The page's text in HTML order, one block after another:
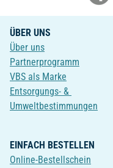
ÜBER UNS
Über uns
Partnerprogramm
VBS als Marke
Entsorgungs- &
Umweltbestimmungen
EINFACH BESTELLEN
Online-Bestellschein